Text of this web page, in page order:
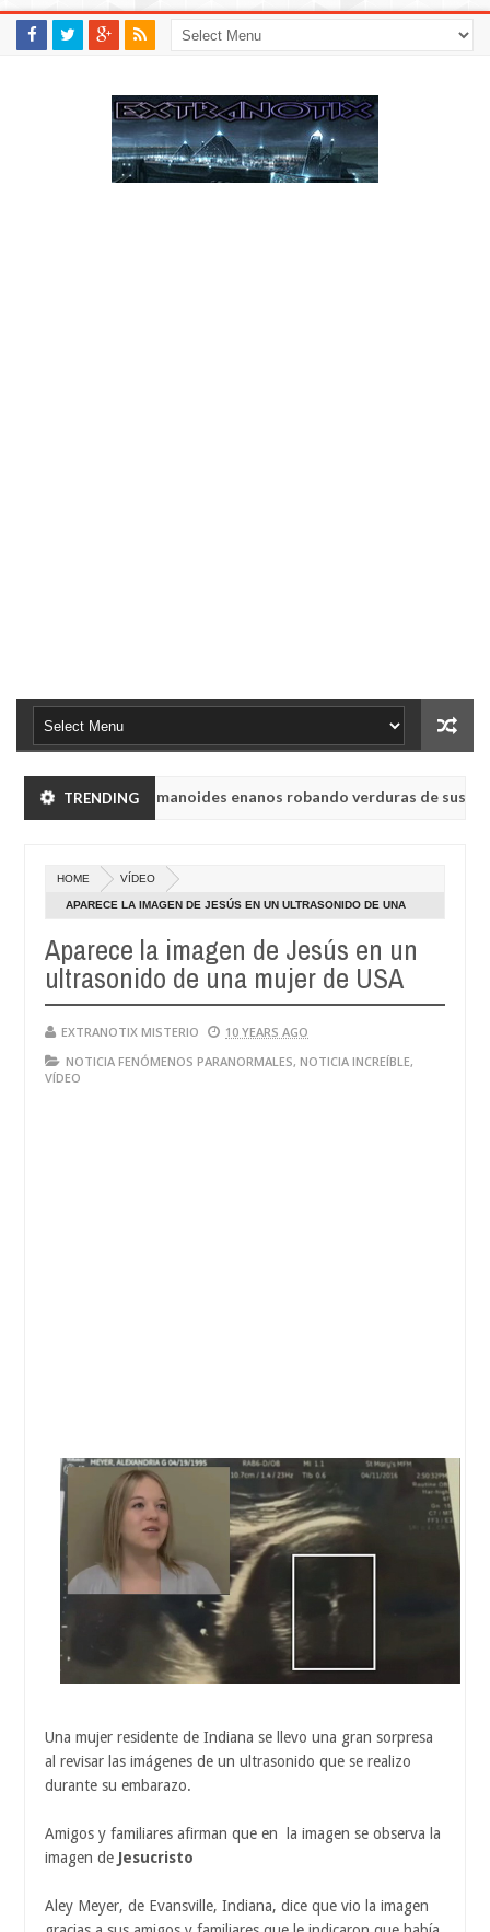
TRENDING
vieron a humanoides enanos robando verduras de sus huertos.
vieron a humanoides enanos robando verduras de sus huertos.
radio rusa UVB-76, conocida como la radio del fin del mundo
HOME VÍDEO
APARECE LA IMAGEN DE JESÚS EN UN ULTRASONIDO DE UNA
Aparece la imagen de Jesús en un
ultrasonido de una mujer de USA
EXTRANOTIX MISTERIO
10 YEARS AGO
NOTICIA FENÓMENOS PARANORMALES, NOTICIA INCREÍBLE,
VÍDEO
Una mujer residente de Indiana se llevo una gran sorpresa
al revisar las imágenes de un ultrasonido que se realizo
durante su embarazo.
Amigos y familiares afirman que en la imagen se observa la
imagen de Jesucristo
Aley Meyer, de Evansville, Indiana, dice que vio la imagen